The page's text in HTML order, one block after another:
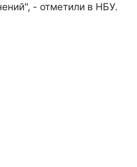
- отметили в НБУ.